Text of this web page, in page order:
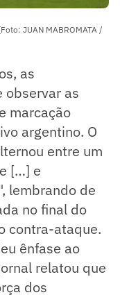
JUAN MABROMATA /
as
observar as
marcação
argentino. O
entre um
[…] e
lembrando de
no final do
contra-ataque.
ênfase ao
relatou que
dos